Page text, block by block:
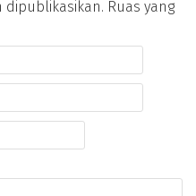
dipublikasikan. Ruas yang